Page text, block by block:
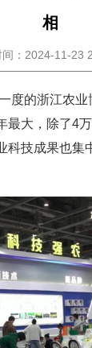
相
间：2024-11-23
度的浙江农
最大，除了4
科技成果也集